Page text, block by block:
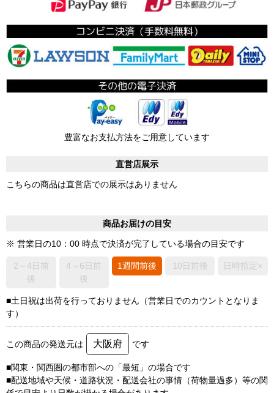
豊富なお支払方法をご用意しています
直営店展示
こちらの商品は直営店での展示はありません
商品お届けの目安
※ 営業日の10：00 時点で決済が完了している場合の目安です
2～4日前
後
4～6日前
後
1週間前後 10日前後 日時指定×
■土日祝は出荷を行っておりません（営業日でのカウントとなりま
す）
この商品の発送元は 大阪府 です
■関東・関西圏の都市部への「最短」の場合です
■配送地域や天候・道路状況・配送会社の事情（荷物量過多）等の関